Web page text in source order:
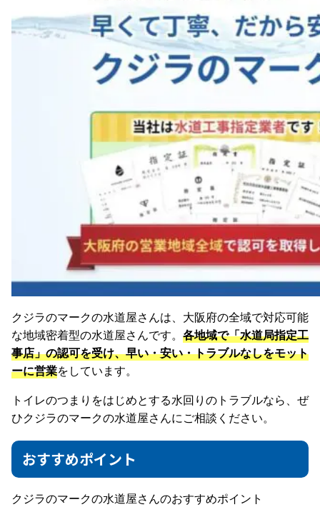
クジラのマークの水道屋さんは、大阪府の全域で対応可能
な地域密着型の水道屋さんです。 各地域で「水道局指定工
事店」の認可を受け、早い・安い・トラブルなしをモット
ーに営業をしています。
トイレのつまりをはじめとする水回りのトラブルなら、ぜ
ひクジラのマークの水道屋さんにご相談ください。
おすすめポイント
クジラのマークの水道屋さんのおすすめポイント